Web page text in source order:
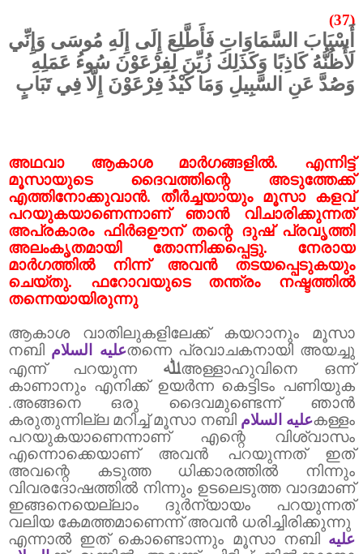
(37)
أَسْبَابَ السَّمَاوَاتِ فَأَطَّلِعَ إِلَى إِلَهِ مُوسَى وَإِنِّي
لَأَظُنُّهُ كَاذِبًا وَكَذَلِكَ زُيِّنَ لِفِرْعَوْنَ سُوءُ عَمَلِهِ
وَصُدَّ عَنِ السَّبِيلِ وَمَا كَيْدُ فِرْعَوْنَ إِلَّا فِي تَبَابٍ
അഥവാ ആകാശ മാർഗങ്ങളിൽ. എന്നിട്ട്
മൂസായുടെ ദൈവത്തിന്റെ അടുത്തേക്ക്
എത്തിനോക്കുവാൻ. തീർച്ചയായും മൂസാ കളവ്
പറയുകയാണെന്നാണ് ഞാൻ വിചാരിക്കുന്നത്
അപ്രകാരം ഫിർഒഊന് തന്റെ ദുഷ് പ്രവൃത്തി
അലംകൃതമായി തോന്നിക്കപ്പെട്ടു. നേരായ
മാർഗത്തിൽ നിന്ന് അവൻ തടയപ്പെടുകയും
ചെയ്തു. ഫറോവയുടെ തന്ത്രം നഷ്ടത്തിൽ
തന്നെയായിരുന്നു
ആകാശ വാതിലുകളിലേക്ക് കയറാനും മൂസാ
നബി عليه السلامതന്നെ പ്രവാചകനായി അയച്ചു
എന്ന് പറയുന്ന ﷲഅള്ളാഹുവിനെ ഒന്ന്
കാണാനും എനിക്ക് ഉയർന്ന കെട്ടിടം പണിയുക
.അങ്ങനെ ഒരു ദൈവമുണ്ടെന്ന് ഞാൻ
കരുതുന്നില്ല മറിച്ച് മൂസാ നബി عليه السلامകള്ളം
പറയുകയാണെന്നാണ് എന്റെ വിശ്വാസം
എന്നൊക്കെയാണ് അവൻ പറയുന്നത് ഇത്
അവന്റെ കടുത്ത ധിക്കാരത്തിൽ നിന്നും
വിവരദോഷത്തിൽ നിന്നും ഉടലെടുത്ത വാദമാണ്
ഇങ്ങനെയെല്ലാം ദുർന്യായം പറയുന്നത്
വലിയ കേമത്തമാണെന്ന് അവൻ ധരിച്ചിരിക്കുന്നു
എന്നാൽ ഇത് കൊണ്ടൊന്നും മൂസാ നബി عليه